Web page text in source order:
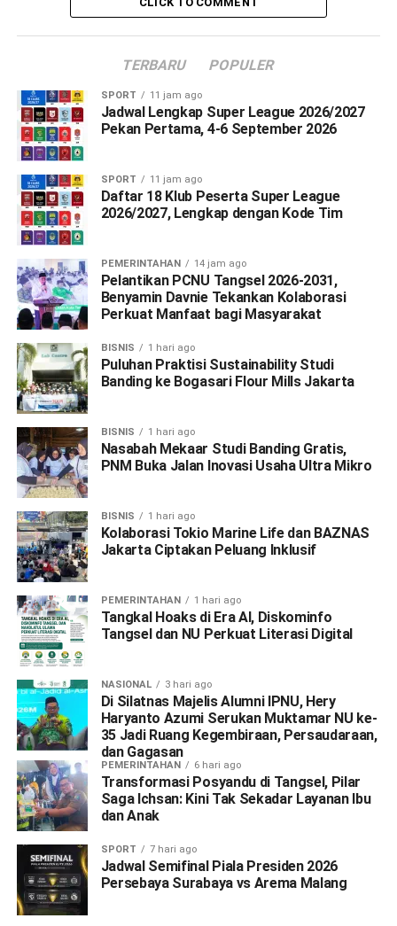
TERBARU POPULER
SPORT 11 jam ago
Jadwal Lengkap Super League 2026/2027
Pekan Pertama, 4-6 September 2026
SPORT 11 jam ago
Daftar 18 Klub Peserta Super League
2026/2027, Lengkap dengan Kode Tim
PEMERINTAHAN 14 jam ago
Pelantikan PCNU Tangsel 2026-2031,
Benyamin Davnie Tekankan Kolaborasi
Perkuat Manfaat bagi Masyarakat
BISNIS 1 hari ago
Puluhan Praktisi Sustainability Studi
Banding ke Bogasari Flour Mills Jakarta
BISNIS 1 hari ago
Nasabah Mekaar Studi Banding Gratis,
PNM Buka Jalan Inovasi Usaha Ultra Mikro
BISNIS 1 hari ago
Kolaborasi Tokio Marine Life dan BAZNAS
Jakarta Ciptakan Peluang Inklusif
PEMERINTAHAN 1 hari ago
Tangkal Hoaks di Era AI, Diskominfo
Tangsel dan NU Perkuat Literasi Digital
NASIONAL 3 hari ago
Di Silatnas Majelis Alumni IPNU, Hery
Haryanto Azumi Serukan Muktamar NU ke-
35 Jadi Ruang Kegembiraan, Persaudaraan,
dan Gagasan
PEMERINTAHAN 6 hari ago
Transformasi Posyandu di Tangsel, Pilar
Saga Ichsan: Kini Tak Sekadar Layanan Ibu
dan Anak
SPORT 7 hari ago
Jadwal Semifinal Piala Presiden 2026
Persebaya Surabaya vs Arema Malang